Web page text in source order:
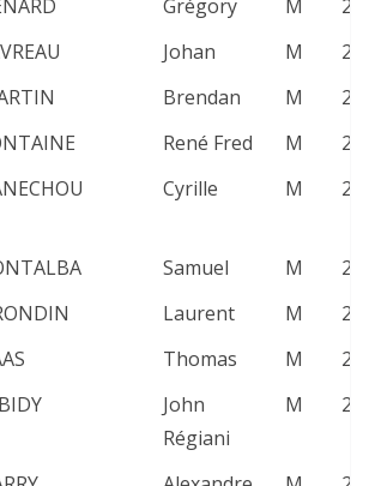
Grégory M
Johan M
Brendan M
René Fred M
Cyrille M
Samuel M
Laurent M
Thomas M
John
Régiani
M